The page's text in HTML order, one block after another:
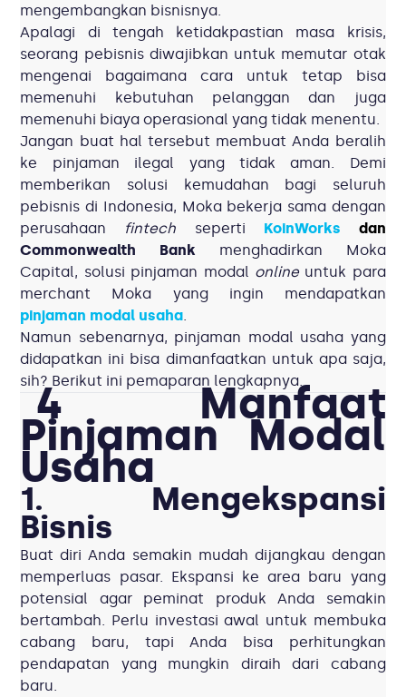
mengembangkan bisnisnya.
Apalagi di tengah ketidakpastian masa krisis,
seorang pebisnis diwajibkan untuk memutar otak
mengenai bagaimana cara untuk tetap bisa
memenuhi kebutuhan pelanggan dan juga
memenuhi biaya operasional yang tidak menentu.
Jangan buat hal tersebut membuat Anda beralih
ke pinjaman ilegal yang tidak aman. Demi
memberikan solusi kemudahan bagi seluruh
pebisnis di Indonesia, Moka bekerja sama dengan
perusahaan fintech seperti KoinWorks dan
Commonwealth Bank
menghadirkan Moka
Capital, solusi pinjaman modal onlineuntuk para
merchant Moka yang ingin mendapatkan
pinjaman modal usaha
Namun sebenarnya, pinjaman modal usaha yang
didapatkan ini bisa dimanfaatkan untuk apa saja,
sih? Berikut ini pemaparan lengkapnya.
4 Manfaat
Pinjaman Modal
Usaha
1. Mengekspansi
Bisnis
Buat diri Anda semakin mudah dijangkau dengan
memperluas pasar. Ekspansi ke area baru yang
potensial agar peminat produk Anda semakin
bertambah. Perlu investasi awal untuk membuka
cabang baru, tapi Anda bisa perhitungkan
pendapatan yang mungkin diraih dari cabang
baru.